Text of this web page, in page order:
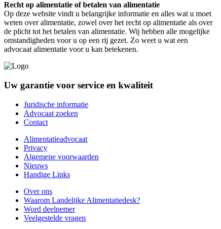
Recht op alimentatie of betalen van alimentatie
Op deze website vindt u belangrijke informatie en alles wat u moet
weten over alimentatie, zowel over het recht op alimentatie als over
de plicht tot het betalen van alimentatie. Wij hebben alle mogelijke
omstandigheden voor u op een rij gezet. Zo weet u wat een
advocaat alimentatie voor u kan betekenen.
Uw garantie voor service en kwaliteit
Juridische informatie
Advocaat zoeken
Contact
Alimentatieadvocaat
Privacy
Algemene voorwaarden
Nieuws
Handige Links
Over ons
Waarom Landelijke Alimentatiedesk?
Word deelnemer
Veelgestelde vragen